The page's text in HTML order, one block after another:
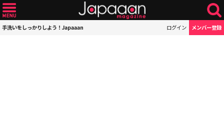
手洗いをしっかりしよう！Japaaan ログイン メンバー登録